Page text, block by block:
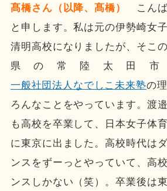
髙橋さん（以降、髙橋）
こんば
と申します。私は元の伊勢崎女
清明高校になりましたが、そこ
県の常陸太田市
一般社団法人なでしこ未来塾の
ろんなことをやっています。渡
も高校を卒業して、日本女子体
に東京に出ました。高校時代は
ンスをずーっとやっていて、高
ンスしかない（笑）。卒業後は